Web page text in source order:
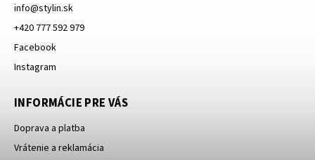
info@stylin.sk
+420 777 592 979
Facebook
Instagram
INFORMÁCIE PRE VÁS
Doprava a platba
Vrátenie a reklamácia